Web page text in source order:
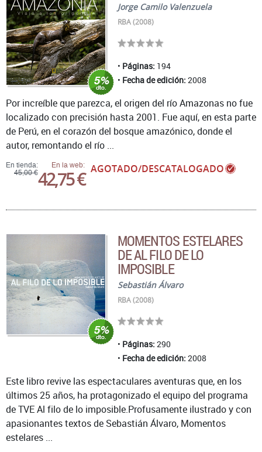
Jorge Camilo Valenzuela
RBA (2008)
Páginas: 194
Fecha de edición: 2008
En tienda:
45,00 €
En la web:
42,75 € AGOTADO/DESCATALOGADO
Por increíble que parezca, el origen del río Amazonas no fue
localizado con precisión hasta 2001. Fue aquí, en esta parte
de Perú, en el corazón del bosque amazónico, donde el
autor, remontando el río ...
MOMENTOS ESTELARES
DE AL FILO DE LO
IMPOSIBLE
Sebastián Álvaro
RBA (2008)
Páginas: 290
Fecha de edición: 2008
Este libro revive las espectaculares aventuras que, en los
últimos 25 años, ha protagonizado el equipo del programa
de TVE Al filo de lo imposible.Profusamente ilustrado y con
apasionantes textos de Sebastián Álvaro, Momentos
estelares ...